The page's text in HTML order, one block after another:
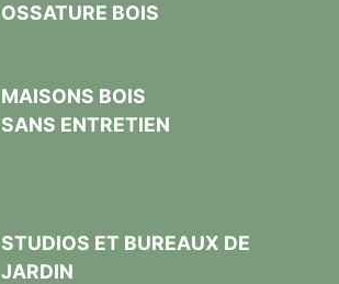
OSSATURE BOIS
MAISONS BOIS
SANS ENTRETIEN
STUDIOS ET BUREAUX DE
JARDIN